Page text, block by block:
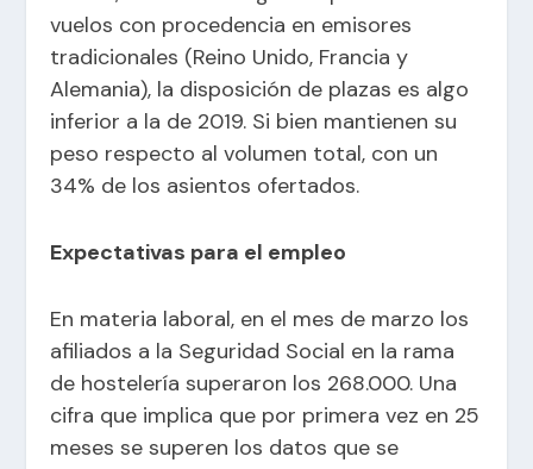
vuelos con procedencia en emisores
tradicionales (Reino Unido, Francia y
Alemania), la disposición de plazas es algo
inferior a la de 2019. Si bien mantienen su
peso respecto al volumen total, con un
34% de los asientos ofertados.
Expectativas para el empleo
En materia laboral, en el mes de marzo los
afiliados a la Seguridad Social en la rama
de hostelería superaron los 268.000. Una
cifra que implica que por primera vez en 25
meses se superen los datos que se